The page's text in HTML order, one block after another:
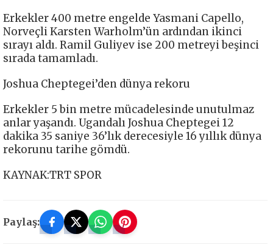
Erkekler 400 metre engelde Yasmani Capello,
Norveçli Karsten Warholm’ün ardından ikinci
sırayı aldı. Ramil Guliyev ise 200 metreyi beşinci
sırada tamamladı.
Joshua Cheptegei’den dünya rekoru
Erkekler 5 bin metre mücadelesinde unutulmaz
anlar yaşandı. Ugandalı Joshua Cheptegei 12
dakika 35 saniye 36’lık derecesiyle 16 yıllık dünya
rekorunu tarihe gömdü.
KAYNAK:TRT SPOR
Paylaş: